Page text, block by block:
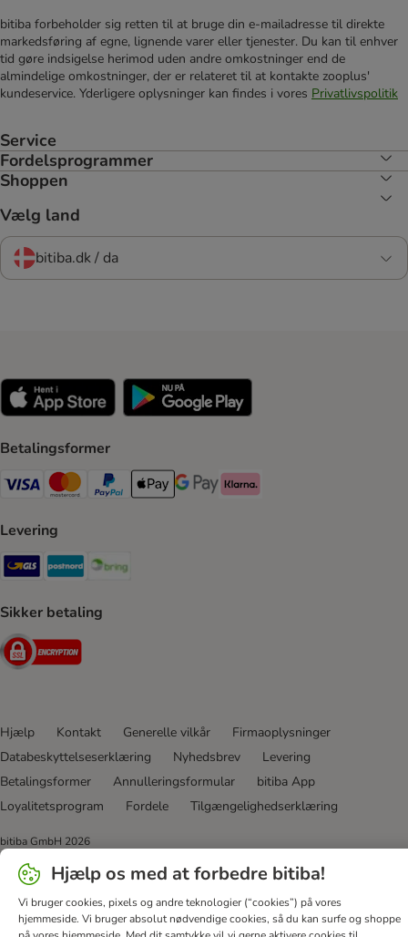
bitiba forbeholder sig retten til at bruge din e-mailadresse til direkte
markedsføring af egne, lignende varer eller tjenester. Du kan til enhver
tid gøre indsigelse herimod uden andre omkostninger end de
almindelige omkostninger, der er relateret til at kontakte zooplus'
kundeservice. Yderligere oplysninger kan findes i vores Privatlivspolitik
Service
Fordelsprogrammer
Shoppen
Vælg land
bitiba.dk / da
Betalingsformer
VISA Payment Method
Mastercard Payment Method
Paypal Payment Method
Apple Pay Payment Method
Google Pay Payment Method
Klarna Payment Method
Levering
GLS Shipping Method
Postnord Shipping Method
Sikker betaling
Security
Hjælp Kontakt Generelle vilkår
Firmaoplysninger
Databeskyttelseserklæring
Nyhedsbrev
Levering
Betalingsformer
Annulleringsformular
bitiba App
Loyalitetsprogram
Fordele Tilgængelighedserklæring
bitiba GmbH 2026
Hjælp os med at forbedre bitiba!
Vi bruger cookies, pixels og andre teknologier (“cookies”) på vores
hjemmeside. Vi bruger absolut nødvendige cookies, så du kan surfe og shoppe